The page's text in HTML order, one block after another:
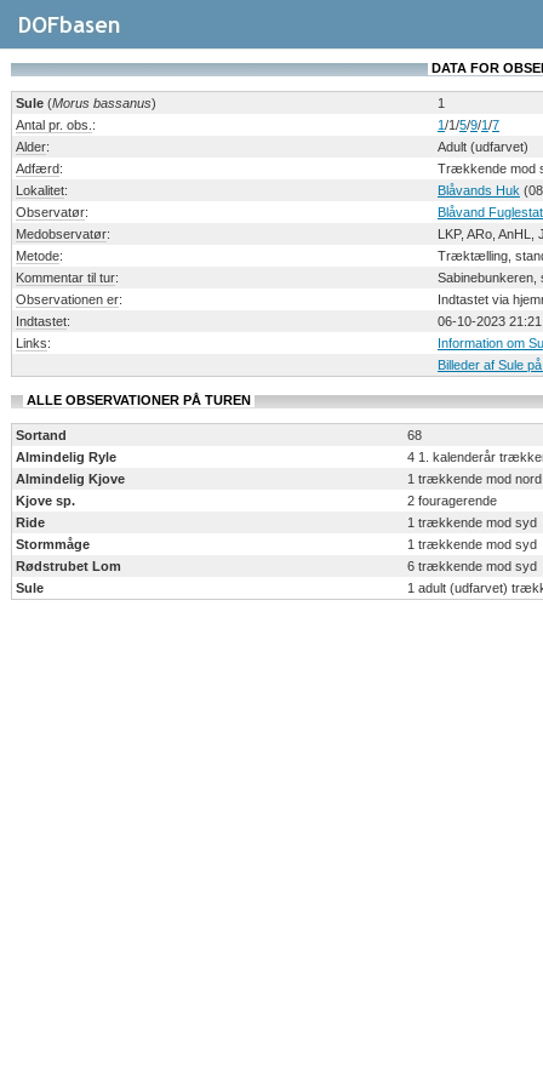
DATA FOR
Sule (Morus bassanus)
1
Antal pr. obs. : 1/1/5/9/1/7
Alder:
Adult (udfarvet)
Adfærd:
Trækkende mod
Lokalitet: Blåvands Huk
Observatør:
Blåvand
Medobservatør:
LKP, ARo,
Metode:
Træktælling,
Kommentar til tur:
Sabinebunkeren,
Observationen er:
Indtastet via
Indtastet:
06-10-2023
Links:
Information om
Billeder af Sule
ALLE OBSERVATIONER PÅ TUREN
Sortand
68
Almindelig Ryle
4 1. kalenderår
Almindelig Kjove
1 trækkende mod nord
Kjove sp.
2 fouragerende
Ride
1 trækkende mod syd
Stormmåge
1 trækkende mod syd
Rødstrubet Lom
6 trækkende mod syd
Sule
1 adult (udfarvet)